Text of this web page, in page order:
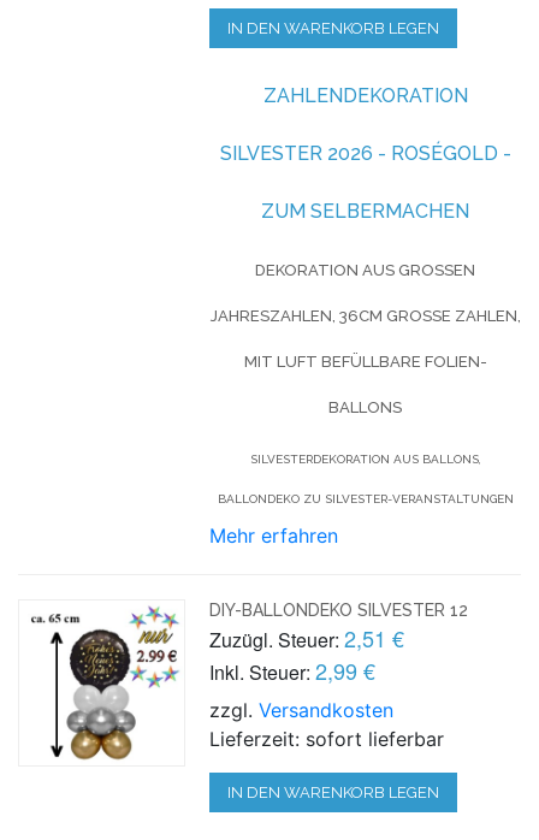
IN DEN WARENKORB LEGEN
ZAHLENDEKORATION
SILVESTER 2026 - ROSÉGOLD -
ZUM SELBERMACHEN
DEKORATION AUS GROSSEN J
AHRESZAHLEN, 36CM GROSSE ZAHLEN, M
IT LUFT BEFÜLLBARE FOLIEN-B
ALLONS
SILVESTERDEKORATION AUS BALLONS,
BALLONDEKO ZU SILVESTER-VERANSTALTUNGEN
Mehr erfahren
DIY-BALLONDEKO SILVESTER 12
Zuzügl. Steuer: 2,51 €
Inkl. Steuer: 2,99 €
zzgl.Versandkosten
Lieferzeit: sofort lieferbar
IN DEN WARENKORB LEGEN